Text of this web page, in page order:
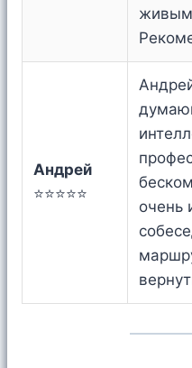
Андрей
⭐⭐⭐⭐⭐
очень